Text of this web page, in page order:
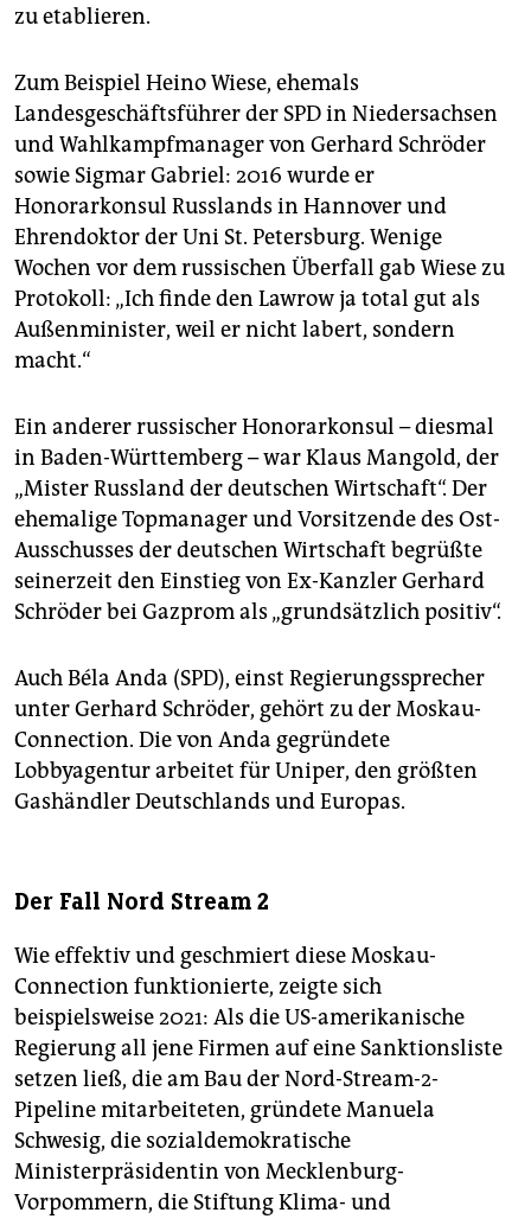
zu etablieren.
Zum Beispiel Heino Wiese, ehemals
Landesgeschäftsführer der SPD in Niedersachsen
und Wahlkampfmanager von Gerhard Schröder
sowie Sigmar Gabriel: 2016 wurde er
Honorarkonsul Russlands in Hannover und
Ehrendoktor der Uni St. Petersburg. Wenige
Wochen vor dem russischen Überfall gab Wiese zu
Protokoll: „Ich finde den Lawrow ja total gut als
Außenminister, weil er nicht labert, sondern
macht.“
Ein anderer russischer Honorarkonsul – diesmal
in Baden-Württemberg – war Klaus Mangold, der
„Mister Russland der deutschen Wirtschaft“. Der
ehemalige Topmanager und Vorsitzende des Ost-
Ausschusses der deutschen Wirtschaft begrüßte
seinerzeit den Einstieg von Ex-Kanzler Gerhard
Schröder bei Gazprom als „grundsätzlich positiv“.
Auch Béla Anda (SPD), einst Regierungssprecher
unter Gerhard Schröder, gehört zu der Moskau-
Connection. Die von Anda gegründete
Lobbyagentur arbeitet für Uniper, den größten
Gashändler Deutschlands und Europas.
Der Fall Nord Stream 2
Wie effektiv und geschmiert diese Moskau-
Connection funktionierte, zeigte sich
beispielsweise 2021: Als die US-amerikanische
Regierung all jene Firmen auf eine Sanktionsliste
setzen ließ, die am Bau der Nord-Stream-2-
Pipeline mitarbeiteten, gründete Manuela
Schwesig, die sozialdemokratische
Ministerpräsidentin von Mecklenburg-
Vorpommern, die Stiftung Klima- und